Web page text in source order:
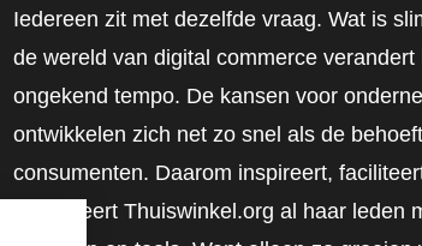
Iedereen zit met dezelfde vraag. Wat is
de wereld van digital commerce verandert
ongekend tempo. De kansen voor
ontwikkelen zich net zo snel als de
consumenten. Daarom inspireert,
mobiliseert Thuiswinkel.org al haar leden